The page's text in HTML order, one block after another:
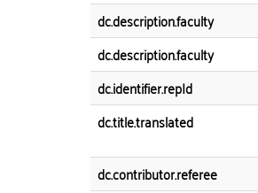
dc.description.faculty
dc.description.faculty
dc.identifier.repId
dc.title.translated
dc.contributor.referee